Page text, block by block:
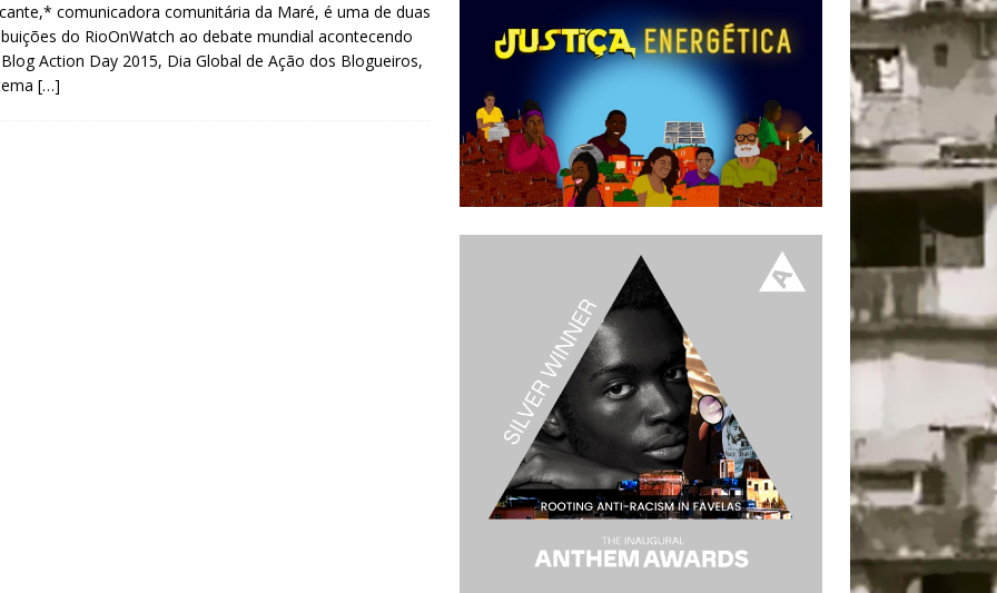
comunicadora comunitária da Maré, é uma de duas
do RioOnWatch ao debate mundial acontecendo
Action Day 2015, Dia Global de Ação dos Blogueiros,
[…]